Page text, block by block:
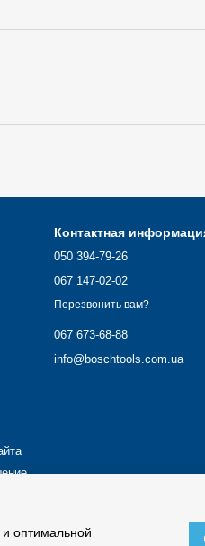
Контактная
050 394-79-26
067 147-02-02
Перезвонить вам?
067 673-68-88
info@boschtools.com.ua
и оптимальной